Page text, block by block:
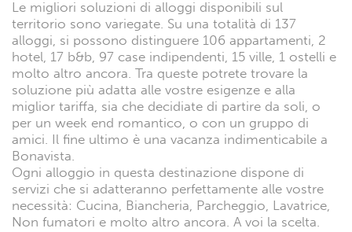
Le migliori soluzioni di alloggi disponibili sul
territorio sono variegate. Su una totalità di 137
alloggi, si possono distinguere 106 appartamenti, 2
hotel, 17 b&b, 97 case indipendenti, 15 ville, 1 ostelli e
molto altro ancora. Tra queste potrete trovare la
soluzione più adatta alle vostre esigenze e alla
miglior tariffa, sia che decidiate di partire da soli, o
per un week end romantico, o con un gruppo di
amici. Il fine ultimo è una vacanza indimenticabile a
Bonavista.
Ogni alloggio in questa destinazione dispone di
servizi che si adatteranno perfettamente alle vostre
necessità: Cucina, Biancheria, Parcheggio, Lavatrice,
Non fumatori e molto altro ancora. A voi la scelta.